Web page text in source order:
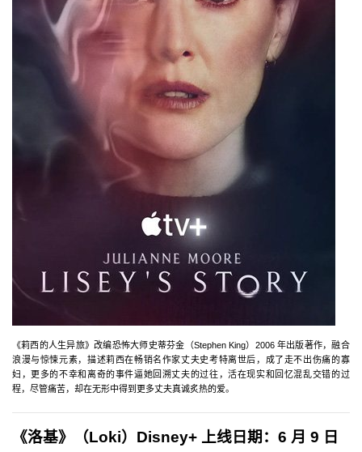
《莉西的人生异旅》改编恐怖大师史蒂芬金（Stephen King）2006 年出版著作，融合
浪漫与惊悚元素，描述莉西在畅销名作家丈夫史考特离世后，成了走不出伤痛的寡
妇，更多的不幸和离奇的事件逼她回溯丈夫的过往，活在现实和回忆混乱交错的过
程，尽管痛苦，却在无形中得到更多丈夫真诚炙热的爱。
《洛基》（Loki）Disney+ 上线日期：6 月 9 日